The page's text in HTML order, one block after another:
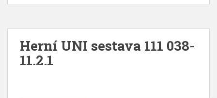
Herní UNI sestava 111 038-
11.2.1